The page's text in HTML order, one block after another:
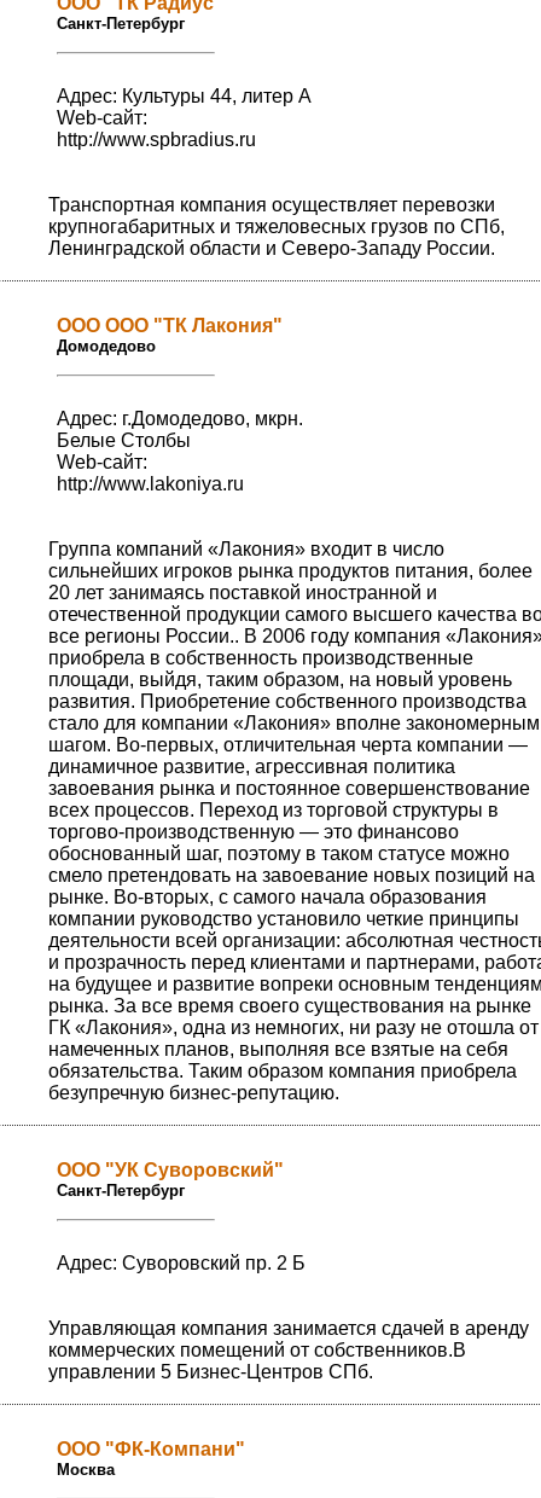
Санкт-Петербург
Адрес: Культуры 44, литер А
Web-сайт:
http://www.spbradius.ru
Транспортная компания осуществляет перевозки
крупногабаритных и тяжеловесных грузов по СПб,
Ленинградской области и Северо-Западу России.
ООО ООО "ТК Лакония"
Домодедово
Адрес: г.Домодедово, мкрн.
Белые Столбы
Web-сайт:
http://www.lakoniya.ru
Группа компаний «Лакония» входит в число
сильнейших игроков рынка продуктов питания, более
20 лет занимаясь поставкой иностранной и
отечественной продукции самого высшего качества
все регионы России.. В 2006 году компания
приобрела в собственность производственные
площади, выйдя, таким образом, на новый уровень
развития. Приобретение собственного производства
стало для компании «Лакония» вполне закономерным
шагом. Во-первых, отличительная черта компании —
динамичное развитие, агрессивная политика
завоевания рынка и постоянное совершенствование
всех процессов. Переход из торговой структуры в
торгово-производственную — это финансово
обоснованный шаг, поэтому в таком статусе можно
смело претендовать на завоевание новых позиций на
рынке. Во-вторых, с самого начала образования
компании руководство установило четкие принципы
деятельности всей организации: абсолютная
и прозрачность перед клиентами и партнерами,
на будущее и развитие вопреки основным
рынка. За все время своего существования на рынке
ГК «Лакония», одна из немногих, ни разу не отошла от
намеченных планов, выполняя все взятые на себя
обязательства. Таким образом компания приобрела
безупречную бизнес-репутацию.
ООО "УК Суворовский"
Санкт-Петербург
Адрес: Суворовский пр. 2 Б
Управляющая компания занимается сдачей в аренду
коммерческих помещений от собственников.В
управлении 5 Бизнес-Центров СПб.
ООО "ФК-Компани"
Москва